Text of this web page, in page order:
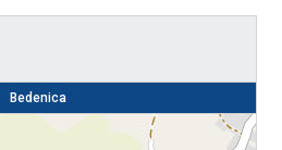
Bedenica